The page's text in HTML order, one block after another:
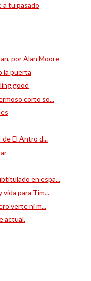
tu pasado
por Alan Moore
la puerta
good
corto so...
El Antro d...
en espa...
para Tim...
verte ni m...
actual.